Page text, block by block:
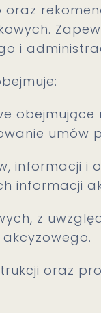
i
obejmujące
umów
informacji i
informacji
z
oraz